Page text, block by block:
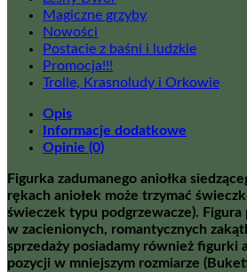
Magiczne grzyby
Nowości
Postacie z baśni i ludzkie
Promocja!!!
Trolle, Krasnoludy i Orkowie
Opis
Informacje dodatkowe
Opinie (0)
Figurka zadumanego aniołka
rękach aniołek może trzymać
świeczek typu podgrzewacze).
w zacienionych, romantycznych
sprzedaży posiadamy również figurki
pozycji w mniejszym rozmiarze